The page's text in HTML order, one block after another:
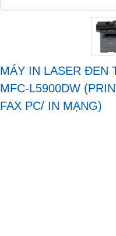
MÁY IN LASER ĐEN
MFC-L5900DW
FAX PC/ IN MẠNG)